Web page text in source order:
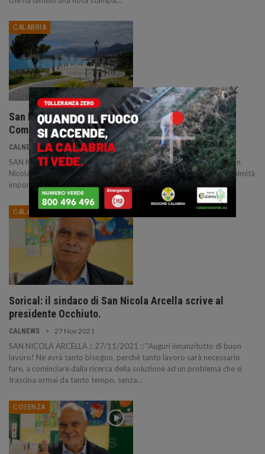
CALABRIA
San Nicola Arcella: i punti approvati in Consiglio
Comunale.
CALNEWS 30 Dic 2021
SAN NICOLA ARCELLA :: 30/12/2021 :: Il Consiglio comunale di San
Nicola Arcella, tenutosi il 29 dicembre 2021, ha approvato all’unanimità
importanti punti all’ordine del giorno.
CALABRIA
Sorical: il sindaco di San Nicola Arcella scrive al
presidente Occhiuto.
CALNEWS 27 Nov 2021
SAN NICOLA ARCELLA :: 27/11/2021 :: "Auguri innanzitutto di buon
lavoro! Ne avrà tanto bisogno, perchè tanto lavoro sarà necessario
fare, a cominciare dalla ricerca della soluzione ad un problema che si
trascina ormai da tanto tempo, senza…
COSENZA
×